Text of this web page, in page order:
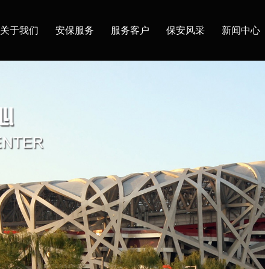
关于我们 安保服务 服务客户 保安风采 新闻中心